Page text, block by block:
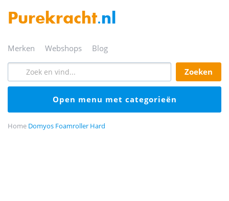
Purekracht.nl
merken webshops blog
zoeken
open menu met categorieën
Home Domyos Foamroller Hard